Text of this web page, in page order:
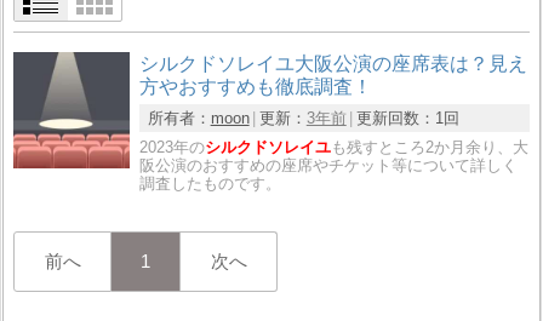
シルクドソレイユ大阪公演の座席表は？見え
方やおすすめも徹底調査！
所有者： moon 更新： 3年前 更新回数： 1回
2023年のシルクドソレイユも残すところ2か月余り、大
阪公演のおすすめの座席やチケット等について詳しく
調査したものです。
前へ 1 次へ